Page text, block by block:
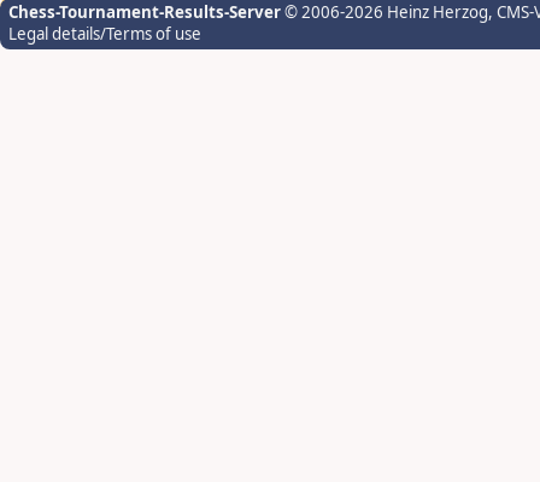
Chess-Tournament-Results-Server© 2006-2026 Heinz Herzog,
Legal details/Terms of use